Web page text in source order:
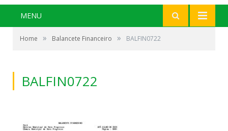
MENU
Home » Balancete Financeiro » BALFIN0722
BALFIN0722